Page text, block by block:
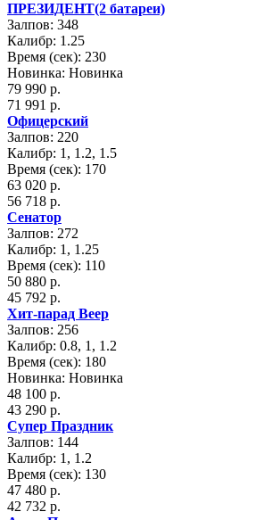
ПРЕЗИДЕНТ(2 батареи)
Залпов: 348
Калибр: 1.25
Время (сек): 230
Новинка: Новинка
79 990 р.
71 991 р.
Офицерский
Залпов: 220
Калибр: 1, 1.2, 1.5
Время (сек): 170
63 020 р.
56 718 р.
Сенатор
Залпов: 272
Калибр: 1, 1.25
Время (сек): 110
50 880 р.
45 792 р.
Хит-парад Веер
Залпов: 256
Калибр: 0.8, 1, 1.2
Время (сек): 180
Новинка: Новинка
48 100 р.
43 290 р.
Супер Праздник
Залпов: 144
Калибр: 1, 1.2
Время (сек): 130
47 480 р.
42 732 р.